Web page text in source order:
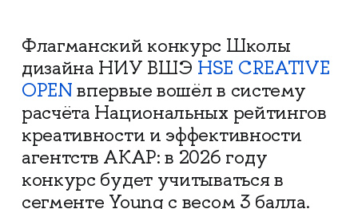
Флагманский конкурс Школы
дизайна НИУ ВШЭ HSE CREATIVE
OPENвпервые вошёл в систему
расчёта Национальных рейтингов
креативности и эффективности
агентств АКАР: в 2026 году
конкурс будет учитываться в
сегменте Young с весом 3 балла.​